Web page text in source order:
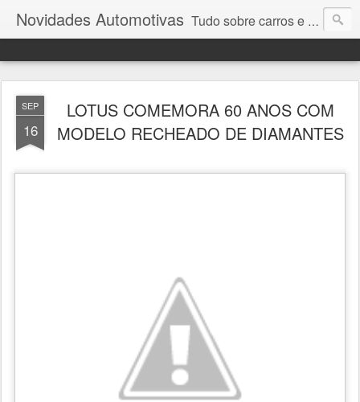
Novidades Automotivas Tudo sobre carros e motores
SEP
16
LOTUS COMEMORA 60 ANOS COM
MODELO RECHEADO DE DIAMANTES